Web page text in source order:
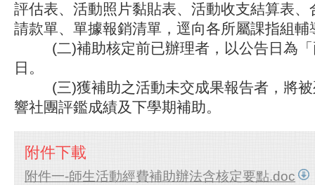
評估表、活動照片黏貼表、活動收支結算表、
請款單、單據報銷清單，逕向各所屬課指組輔
(二)補助核定前已辦理者，以公告日為「
日。
(三)獲補助之活動未交成果報告者，將被
響社團評鑑成績及下學期補助。
附件下載
附件一-師生活動經費補助辦法含核定要點.doc